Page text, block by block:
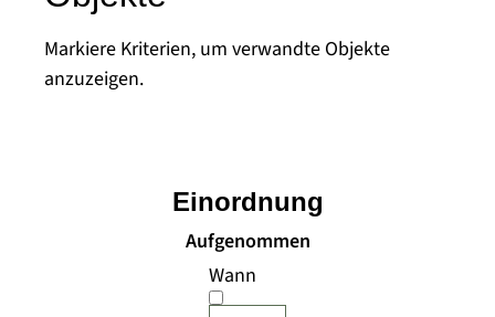
Markiere Kriterien, um verwandte Objekte
anzuzeigen.
Aufgenommen
Wann
Einordnung